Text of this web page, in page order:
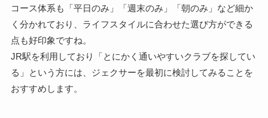
コース体系も「平日のみ」「週末のみ」「朝のみ」など細か
く分かれており、ライフスタイルに合わせた選び方ができる
点も好印象ですね。
JR駅を利用しており「とにかく通いやすいクラブを探してい
る」という方には、ジェクサーを最初に検討してみることを
おすすめします。